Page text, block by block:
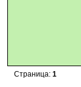
Страница:1